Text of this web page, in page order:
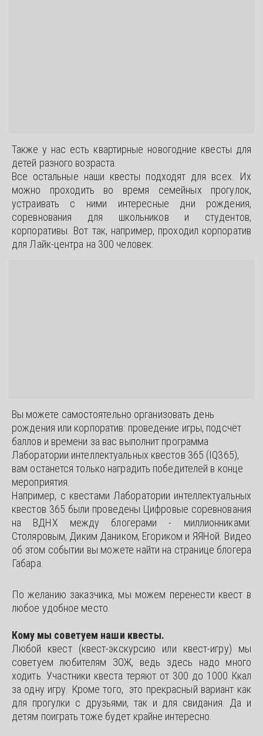
Также у нас есть квартирные новогодние квесты для
детей разного возраста.
Все остальные наши квесты подходят для всех. Их
можно проходить во время семейных прогулок,
устраивать с ними интересные дни рождения,
соревнования для школьников и студентов,
корпоративы. Вот так, например, проходил корпоратив
для Лайк-центра на 300 человек:
Вы можете самостоятельно организовать день
рождения или корпоратив: проведение игры, подсчёт
баллов и времени за вас выполнит программа
Лаборатории интеллектуальных квестов 365 (IQ365),
вам останется только наградить победителей в конце
мероприятия.
Например, с квестами Лаборатории интеллектуальных
квестов 365 были проведены Цифровые соревнования
на ВДНХ между блогерами - миллионниками:
Столяровым, Диким Даником, Егориком и ЯЯНой. Видео
об этом событии вы можете найти на странице блогера
Габара.
По желанию заказчика, мы можем перенести квест в
любое удобное место.
Кому мы советуем наши квесты.
Любой квест (квест-экскурсию или квест-игру) мы
советуем любителям ЗОЖ, ведь здесь надо много
ходить. Участники квеста теряют от 300 до 1000 Ккал
за одну игру. Кроме того, это прекрасный вариант как
для прогулки с друзьями, так и для свидания. Да и
детям поиграть тоже будет крайне интересно.